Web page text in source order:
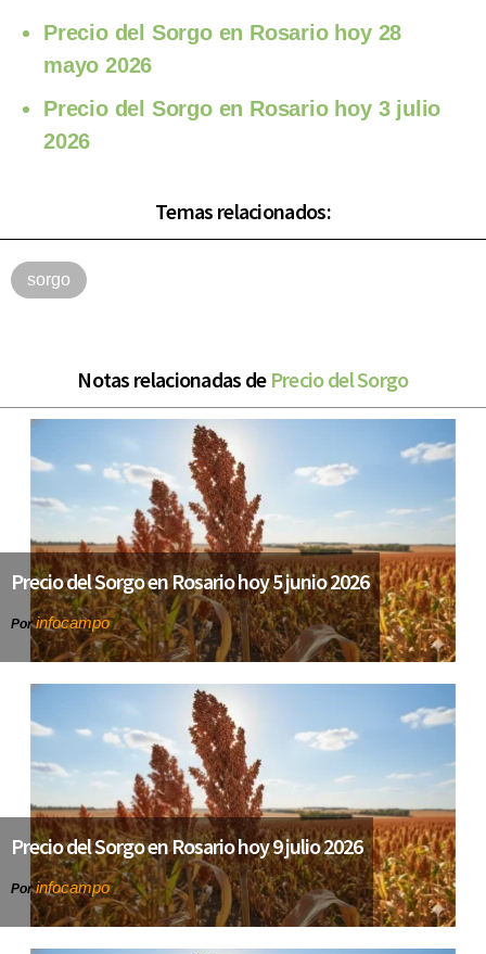
Precio del Sorgo en Rosario hoy 28
mayo 2026
Precio del Sorgo en Rosario hoy 3 julio
2026
Temas relacionados:
sorgo
Notas relacionadas de Precio del Sorgo
Precio del Sorgo en Rosario hoy 5 junio 2026
Porinfocampo
Precio del Sorgo en Rosario hoy 9 julio 2026
Porinfocampo